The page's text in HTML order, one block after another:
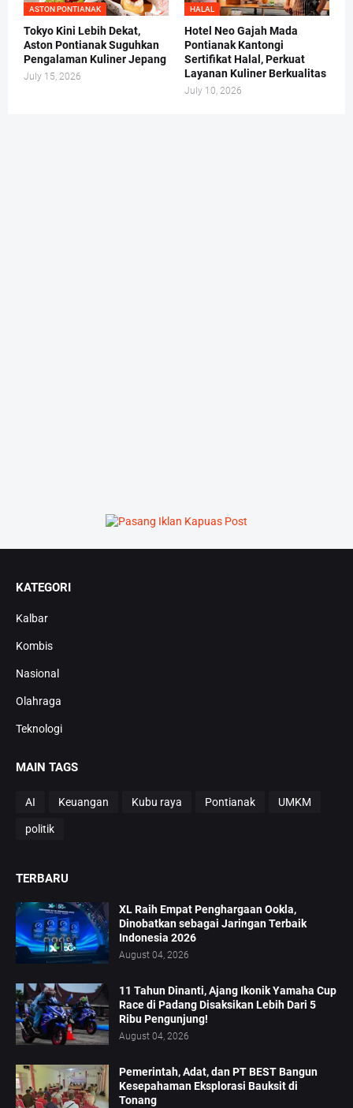
ASTON PONTIANAK
Tokyo Kini Lebih Dekat,
Aston Pontianak Suguhkan
Pengalaman Kuliner Jepang
July 15, 2026
HALAL
Hotel Neo Gajah Mada
Pontianak Kantongi
Sertifikat Halal, Perkuat
Layanan Kuliner Berkualitas
July 10, 2026
KATEGORI
Kalbar
Kombis
Nasional
Olahraga
Teknologi
MAIN TAGS
AI Keuangan Kubu raya Pontianak UMKM
politik
TERBARU
XL Raih Empat Penghargaan Ookla,
Dinobatkan sebagai Jaringan Terbaik
Indonesia 2026
August 04, 2026
11 Tahun Dinanti, Ajang Ikonik Yamaha Cup
Race di Padang Disaksikan Lebih Dari 5
Ribu Pengunjung!
August 04, 2026
Pemerintah, Adat, dan PT BEST Bangun
Kesepahaman Eksplorasi Bauksit di
Tonang